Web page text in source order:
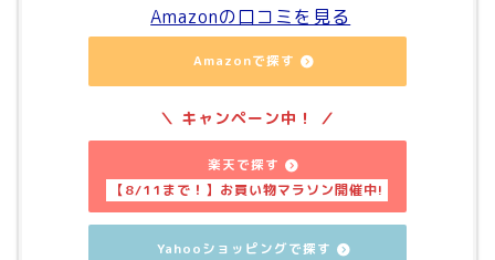
Amazonの口コミを見る
Amazonで探す
楽天で探す
Yahooショッピングで探す